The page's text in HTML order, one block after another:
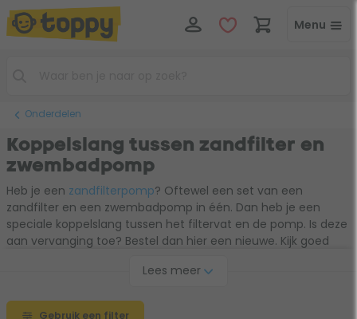
Menu
Onderdelen
Koppelslang tussen zandfilter en
zwembadpomp
Heb je een zandfilterpomp? Oftewel een set van een
zandfilter en een zwembadpomp in één. Dan heb je een
speciale koppelslang tussen het filtervat en de pomp. Is deze
aan vervanging toe? Bestel dan hier een nieuwe. Kijk goed
Lees meer
Gebruik een filter